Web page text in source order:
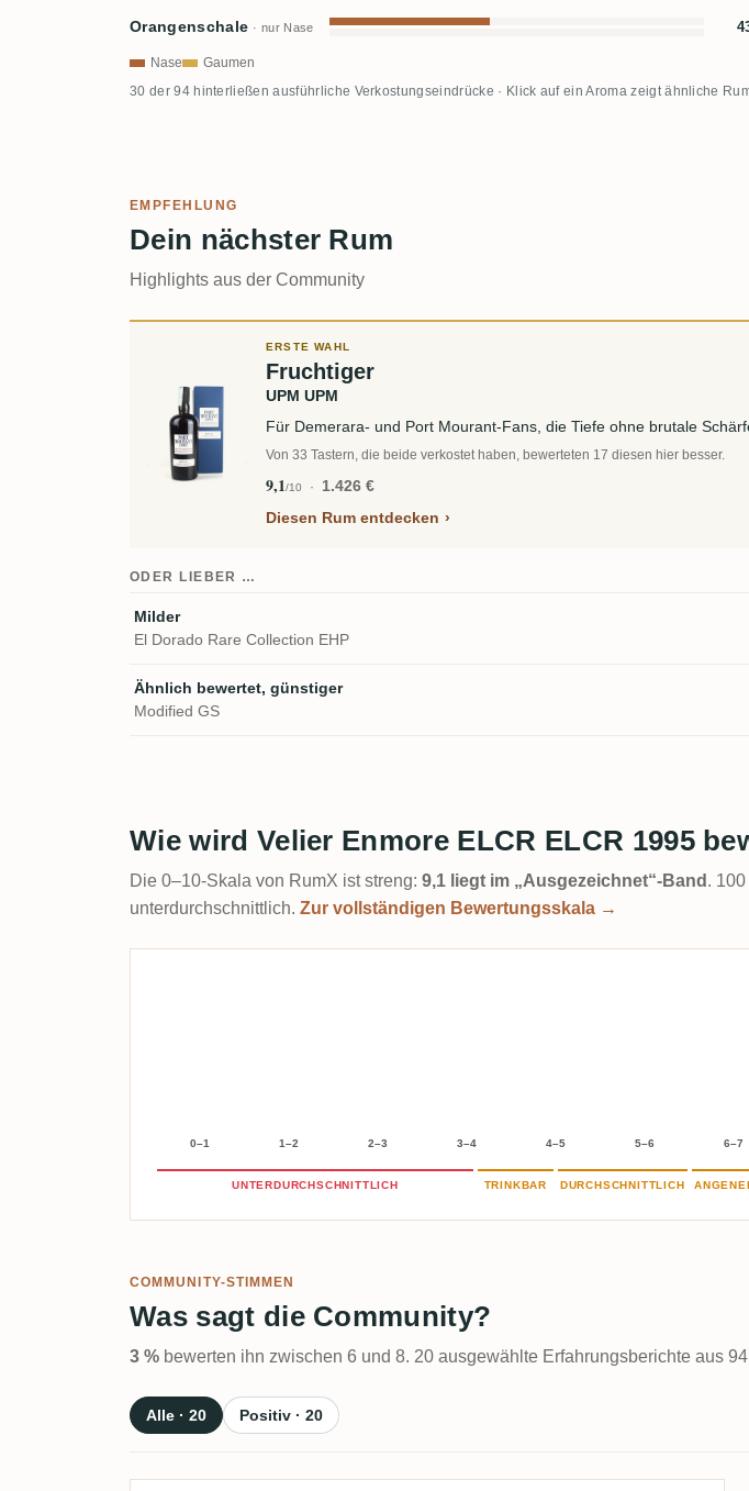
Orangenschale · nur Nase
Nase Gaumen
30 der 94 hinterließen ausführliche Verkostungseindrücke · Klick auf ein Aroma zeigt ähnliche
EMPFEHLUNG
Dein nächster Rum
Highlights aus der Community
ERSTE WAHL
Fruchtiger
UPM UPM
Für Demerara- und Port Mourant-Fans, die Tiefe ohne brutale
Von 33 Tastern, die beide verkostet haben, bewerteten 17 diesen hier besser.
9,1/10
1.426 €
Diesen Rum entdecken
ODER LIEBER …
Milder
El Dorado Rare Collection EHP
Ähnlich bewertet, günstiger
Modified GS
Wie wird Velier Enmore ELCR ELCR 1995
Die 0–10-Skala von RumX ist streng: 9,1 liegt im „Ausgezeichnet“-Band .
unterdurchschnittlich. Zur vollständigen Bewertungsskala →
0–1 1–2 2–3 3–4 4–5 5–6 6–7
UNTERDURCHSCHNITTLICH TRINKBAR DURCHSCHNITTLICH
COMMUNITY-STIMMEN
Was sagt die Community?
3 % bewerten ihn zwischen 6 und 8. 20 ausgewählte Erfahrungsberichte aus
Alle · 20 Positiv · 20